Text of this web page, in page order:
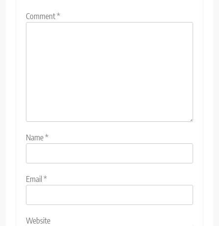
Comment*
Name*
Email*
Website